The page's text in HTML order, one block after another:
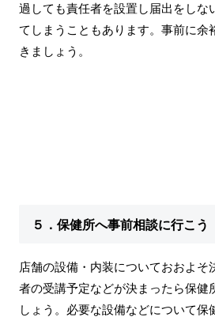
過しても責任者を設置し届出をしな
てしまうこともあります。事前に余
きましょう。
５．保健所へ事前相談に行こう
店舗の設備・内装についておおよそ
者の受講予定などが決まったら保健
しょう。必要な設備などについて保